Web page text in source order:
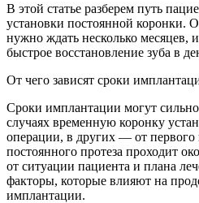
В этой статье разберем путь
установки постоянной коронки.
нужно ждать несколько месяцев,
быстрое восстановление зуба в
От чего зависят сроки
Сроки имплантации могут
случаях временную коронку
операции, в других — от первого
постоянного протеза проходит
от ситуации пациента и плана
факторы, которые влияют на
имплантации.